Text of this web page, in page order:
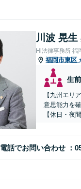
川波 晃生
Hi法律事務所 福
福岡市東区
生
【九州エリ
意思能力を
【休日・夜
電話でお問い合わせ